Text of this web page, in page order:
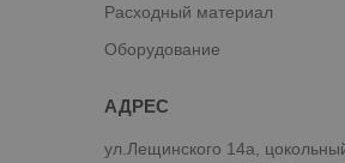
Расходный материал
Оборудование
ул.Лещинского 14а,